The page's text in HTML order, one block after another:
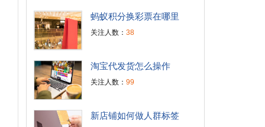
蚂蚁积分换彩票在哪里
关注人数： 38
淘宝代发货怎么操作
关注人数： 99
新店铺如何做人群标签